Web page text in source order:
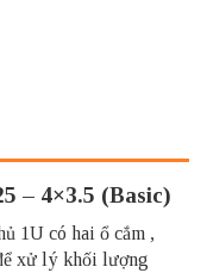
– 4×3.5 (Basic)
1U có hai ổ cắm ,
xử lý khối lượng